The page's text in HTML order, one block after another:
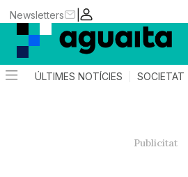
|
Newsletters
ÚLTIMES NOTÍCIES SOCIETAT